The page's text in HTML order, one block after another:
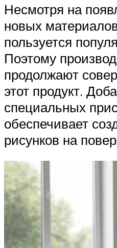
Несмотря на
новых
пользуется
Поэтому
продолжают
этот продукт.
специальных
обеспечивает
рисунков на